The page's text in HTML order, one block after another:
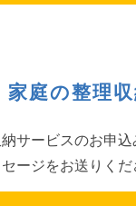
家庭の整理
サービスのお申込
ージをお送りくだ